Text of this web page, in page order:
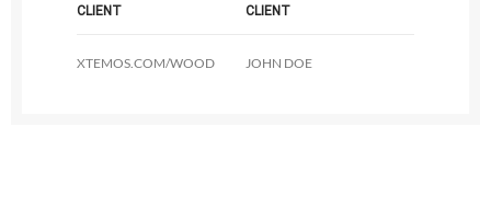
CLIENT
CLIENT
JOHN DOE
XTEMOS.COM/WOOD